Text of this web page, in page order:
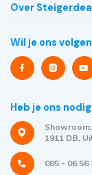
Over
Wil je ons
Heb je ons
1911 DB,
085 - 06 56